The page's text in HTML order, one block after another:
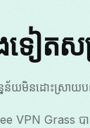
ៀតសម្
មិនដោះស្រាយបញ្ហ
VPN Grass ប